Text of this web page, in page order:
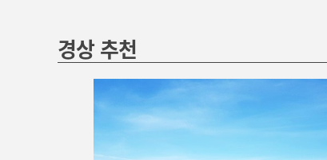
경상 추천